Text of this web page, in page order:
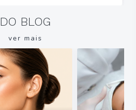
DO BLOG
ver mais